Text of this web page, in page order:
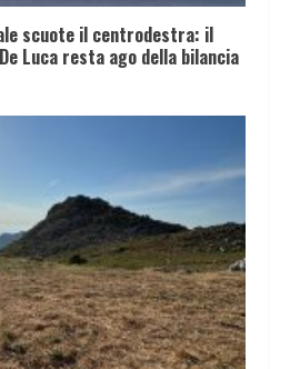
scuote il centrodestra: il
Luca resta ago della bilancia